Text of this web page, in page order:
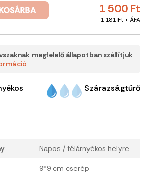
1 500 Ft
1 181 Ft + ÁFA
megfelelő állapotban szállítjuk
Szárazságtűrő
Napos / félárnyékos helyre
9*9 cm cserép